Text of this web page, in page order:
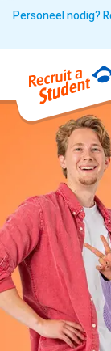
Personeel nodig?